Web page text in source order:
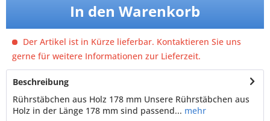
In den Warenkorb
Der Artikel ist in Kürze lieferbar. Kontaktieren Sie uns
gerne für weitere Informationen zur Lieferzeit.
Beschreibung
Rührstäbchen aus Holz 178 mm Unsere Rührstäbchen aus
Holz in der Länge 178 mm sind passend... mehr